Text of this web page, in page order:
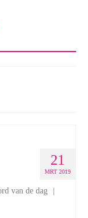
21
MRT 2019
van de dag
|